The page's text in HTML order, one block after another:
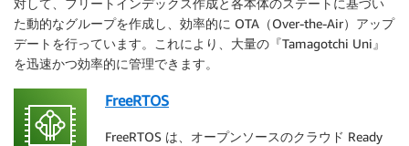
た動的なグループを作成し、効率的に OTA（Over-the-Air）アップ
デートを行っています。これにより、大量の『Tamagotchi Uni』
を迅速かつ効率的に管理できます。
FreeRTOS
FreeRTOS は、オープンソースのクラウド Ready